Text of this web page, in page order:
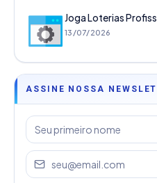
Joga Loterias
13/07/2026
ASSINE NOSSA